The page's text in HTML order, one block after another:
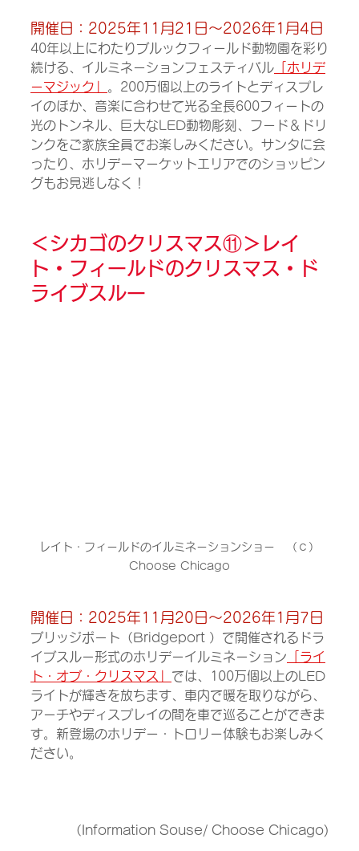
開催日：2025年11月21日～2026年1月4日
40年以上にわたりブルックフィールド動物園を彩り
続ける、イルミネーションフェスティバル 「ホリデ
ーマジック」 。200万個以上のライトとディスプレ
イのほか、音楽に合わせて光る全長600フィートの
光のトンネル、巨大なLED動物彫刻、フード＆ドリ
ンクをご家族全員でお楽しみください。サンタに会
ったり、ホリデーマーケットエリアでのショッピン
グもお見逃しなく！
＜シカゴのクリスマス⑪＞ レイ
ト・フィールドのクリスマス・ド
ライブスルー
レイト・フィールドのイルミネーションショー　（ｃ）
Choose Chicago
開催日：2025年11月20日～2026年1月7日
ブリッジポート（Bridgeport ）で開催されるドラ
イブスルー形式のホリデーイルミネーション 「ライ
ト・オブ・クリスマス」 では、100万個以上のLED
ライトが輝きを放ちます、車内で暖を取りながら、
アーチやディスプレイの間を車で巡ることができま
す。新登場のホリデー・トロリー体験もお楽しみく
ださい。
（Information Souse/ Choose Chicago)